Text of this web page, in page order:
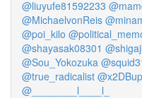
@liuyufe81592233
@MichaelvonReis
@poi_kilo
@shayasak08301
@Sou_Yokozuka
@true_radicalist
@________l____l_